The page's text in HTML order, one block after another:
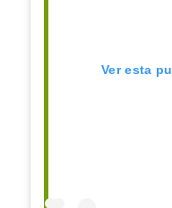
Ver esta